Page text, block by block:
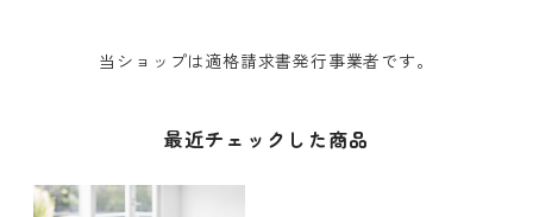
当ショップは適格請求書発行事業者です。
最近チェックした商品